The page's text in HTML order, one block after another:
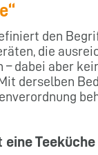
den
die
– dabei aber
derselben
eine